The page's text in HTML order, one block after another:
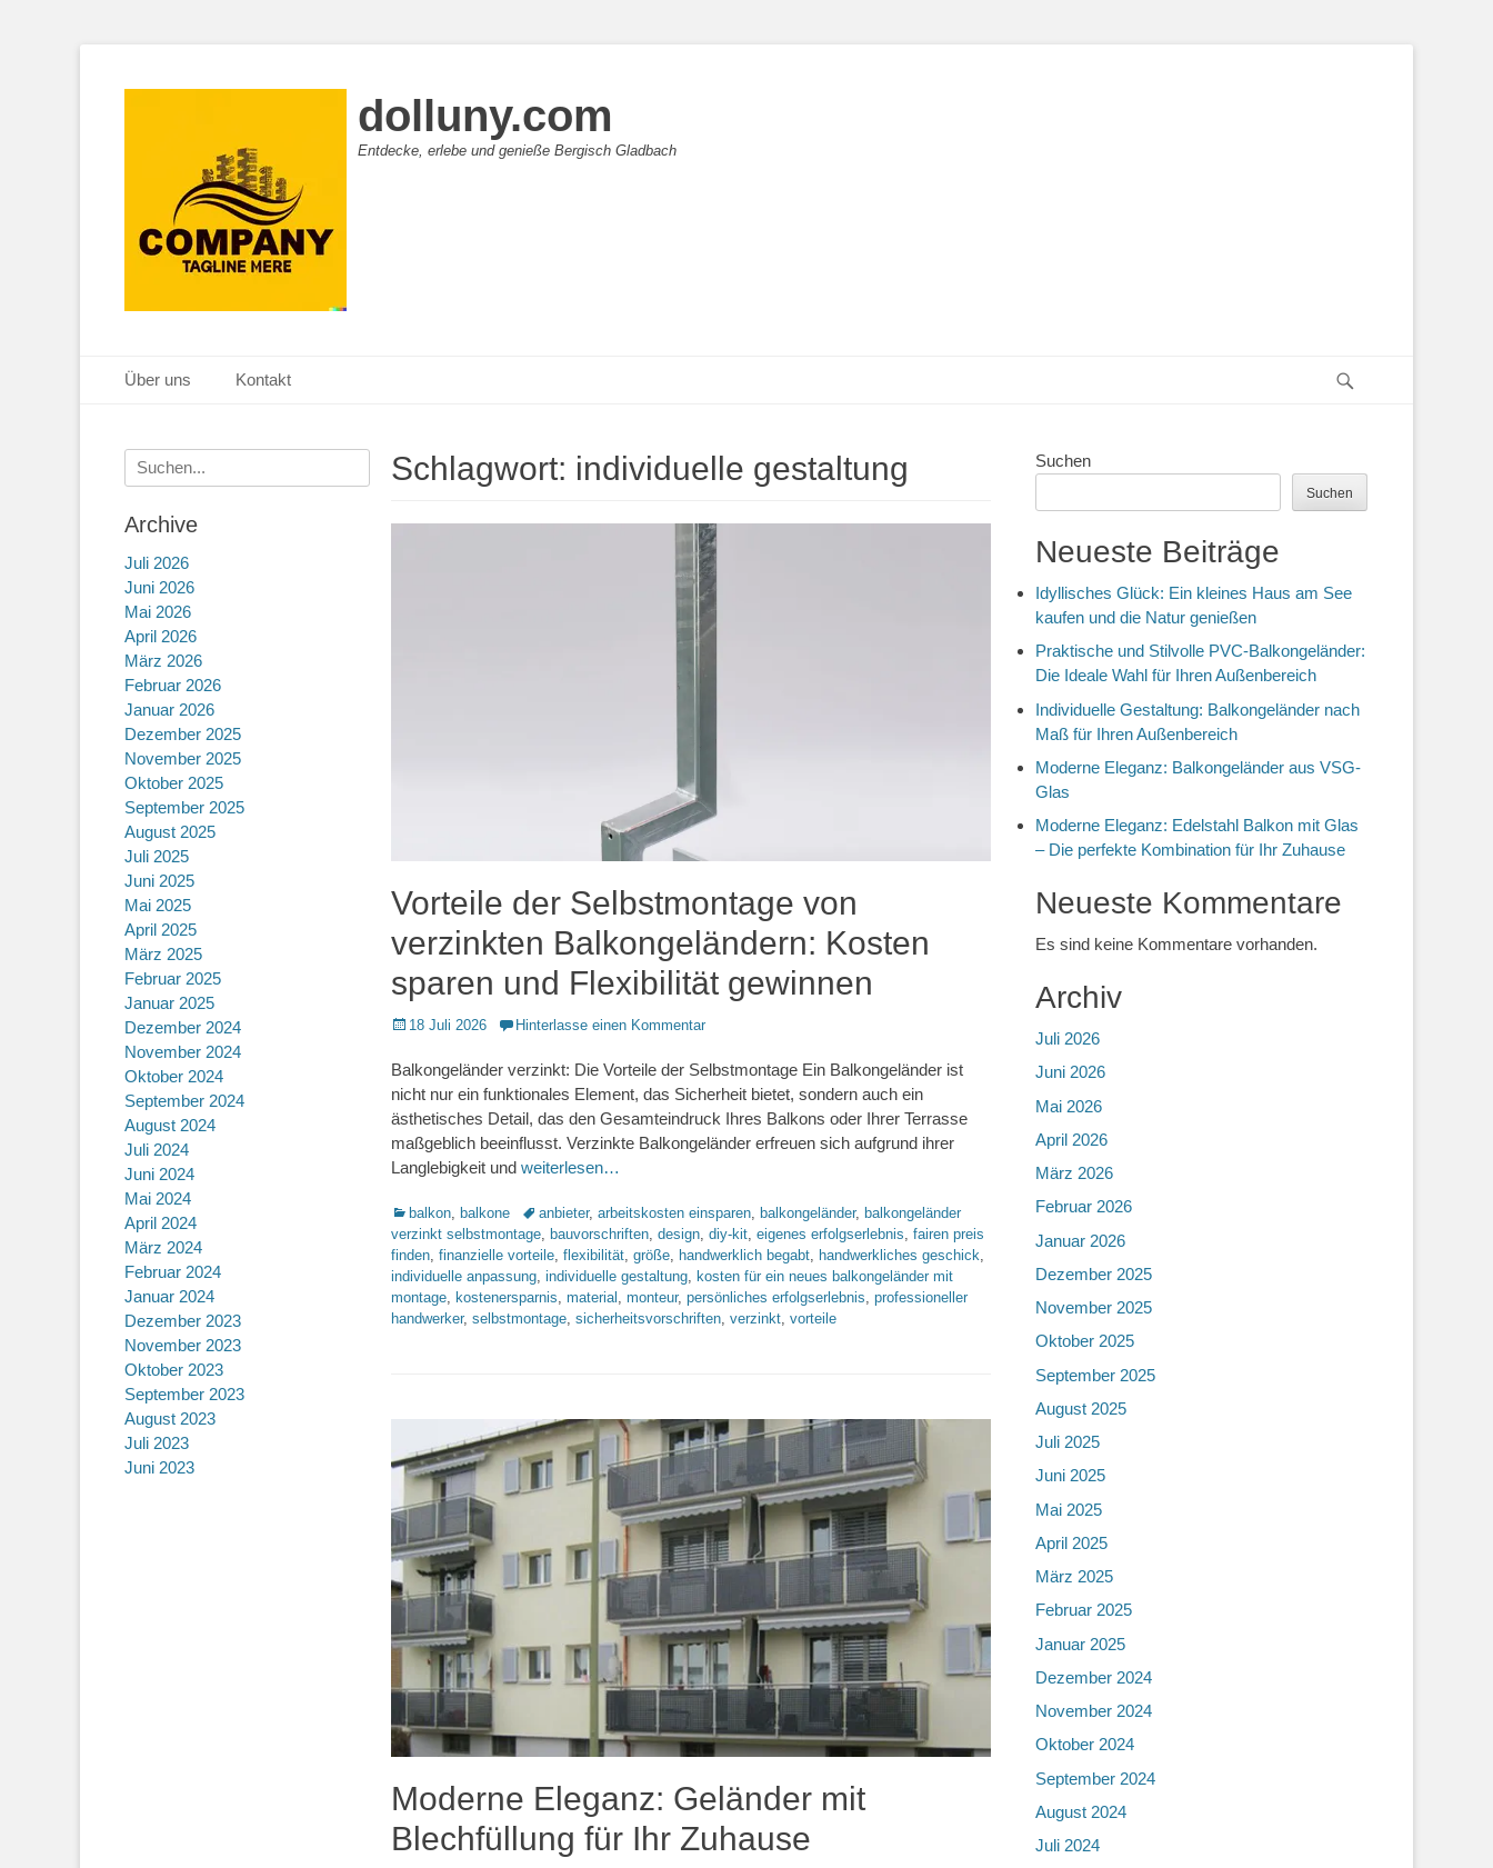
dolluny.com
Entdecke, erlebe und genieße Bergisch Gladbach
Primäres Menü
Zum
Inhalt
Über uns Kontakt
Schlagwort: individuelle gestaltung
Vorteile der Selbstmontage von
verzinkten Balkongeländern: Kosten
sparen und Flexibilität gewinnen
Posted
18 Juli 2026 Hinterlasse einen Kommentar
Balkongeländer verzinkt: Die Vorteile der Selbstmontage Ein Balkongeländer ist
nicht nur ein funktionales Element, das Sicherheit bietet, sondern auch ein
ästhetisches Detail, das den Gesamteindruck Ihres Balkons oder Ihrer Terrasse
maßgeblich beeinflusst. Verzinkte Balkongeländer erfreuen sich aufgrund ihrer
Langlebigkeit und weiterlesen…
Kategorien
balkon balkone Schlagworte
anbieter, arbeitskosten einsparen balkongeländer, balkongeländer
verzinkt selbstmontage
bauvorschriften design diy-kit eigenes erfolgserlebnis fairen preis
finden finanzielle vorteile flexibilität größe handwerklich begabt handwerkliches geschick
individuelle anpassung individuelle gestaltung
kosten für ein neues balkongeländer mit
montage
kostenersparnis material monteur, persönliches erfolgserlebnis professioneller
handwerker, selbstmontage sicherheitsvorschriften verzinkt vorteile
Moderne Eleganz: Geländer mit
Blechfüllung für Ihr Zuhause
Suchen
Suchen
Neueste Beiträge
Idyllisches Glück: Ein kleines Haus am See
kaufen und die Natur genießen
Praktische und Stilvolle PVC-Balkongeländer:
Die Ideale Wahl für Ihren Außenbereich
Individuelle Gestaltung: Balkongeländer nach
Maß für Ihren Außenbereich
Moderne Eleganz: Balkongeländer aus VSG-
Glas
Moderne Eleganz: Edelstahl Balkon mit Glas
– Die perfekte Kombination für Ihr Zuhause
Neueste Kommentare
Es sind keine Kommentare vorhanden.
Archiv
Juli 2026
Juni 2026
Mai 2026
April 2026
März 2026
Februar 2026
Januar 2026
Dezember 2025
November 2025
Oktober 2025
September 2025
August 2025
Juli 2025
Juni 2025
Mai 2025
April 2025
März 2025
Februar 2025
Januar 2025
Dezember 2024
November 2024
Oktober 2024
September 2024
August 2024
Juli 2024
Suche
nach:
Archive
Juli 2026
Juni 2026
Mai 2026
April 2026
März 2026
Februar 2026
Januar 2026
Dezember 2025
November 2025
Oktober 2025
September 2025
August 2025
Juli 2025
Juni 2025
Mai 2025
April 2025
März 2025
Februar 2025
Januar 2025
Dezember 2024
November 2024
Oktober 2024
September 2024
August 2024
Juli 2024
Juni 2024
Mai 2024
April 2024
März 2024
Februar 2024
Januar 2024
Dezember 2023
November 2023
Oktober 2023
September 2023
August 2023
Juli 2023
Juni 2023